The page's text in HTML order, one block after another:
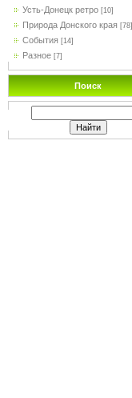
Усть-Донецк ретро [10]
Природа Донского края [78]
События [14]
Разное [7]
Поиск